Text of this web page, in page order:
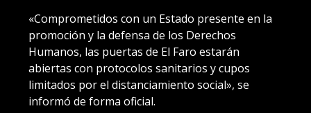
«Comprometidos con un Estado presente en la
promoción y la defensa de los Derechos
Humanos, las puertas de El Faro estarán
abiertas con protocolos sanitarios y cupos
limitados por el distanciamiento social», se
informó de forma oficial.